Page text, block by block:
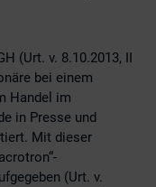
(Urt. v. 8.10.2013, II
bei einem
Handel im
in Presse und
Mit dieser
(Urt. v.